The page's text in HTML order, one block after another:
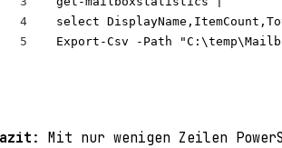
4
select
5
Export-Csv -Path
: Mit nur wenigen Zeilen